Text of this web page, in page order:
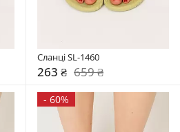
Сланці SL-1460
263 ₴ 659 ₴
- 60%